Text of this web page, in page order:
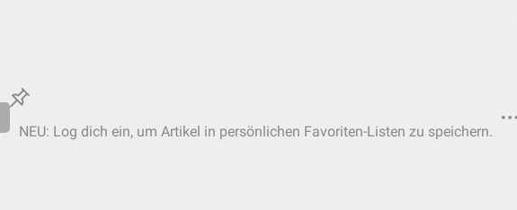
NEU: Log dich ein, um Artikel in persönlichen Favoriten-Listen zu speichern.